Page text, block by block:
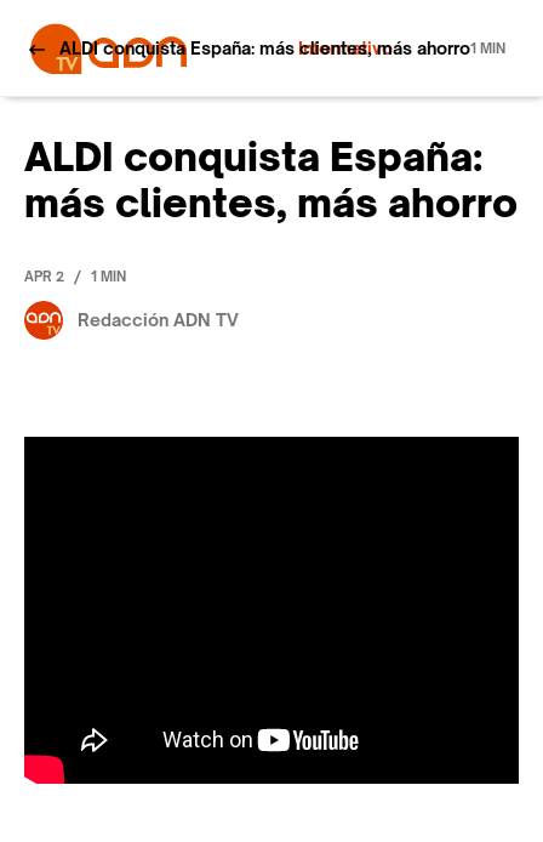
Informativo
ALDI conquista España: más clientes, más ahorro1 MIN
ALDI conquista España:
más clientes, más ahorro
APR 2 / 1 MIN
Redacción ADN TV